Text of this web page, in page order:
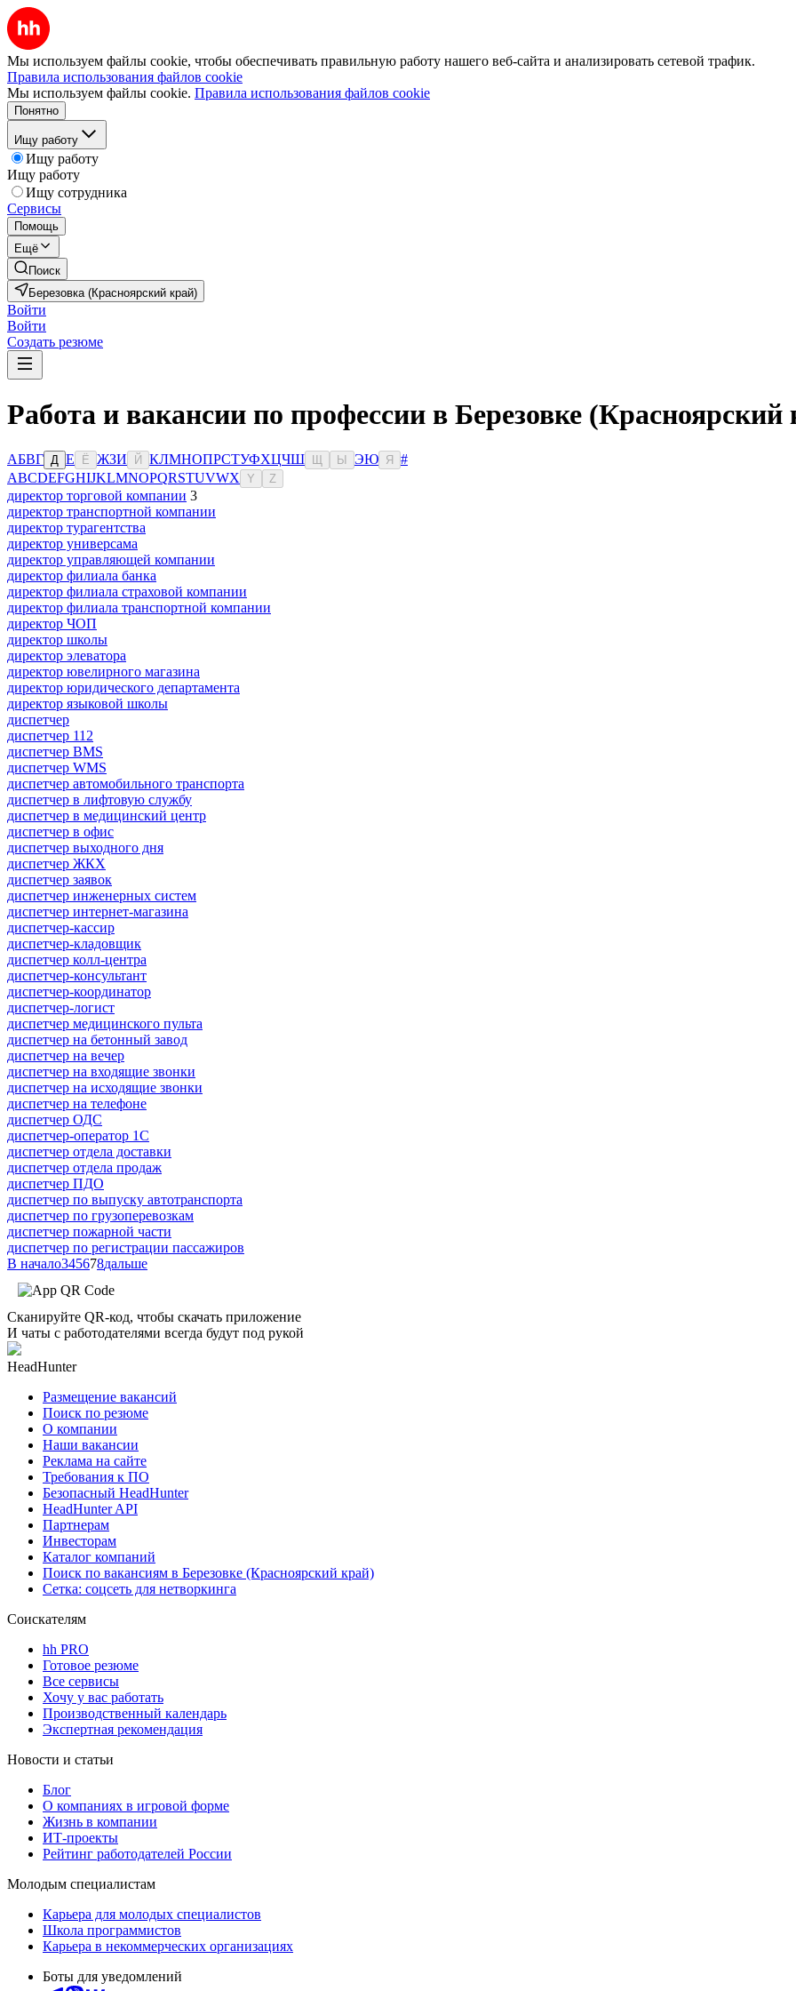
Мы используем файлы cookie, чтобы обеспечивать правильную работу нашего веб-сайта и анализировать сетевой трафик.
Правила использования файлов cookie
Мы используем файлы cookie. Правила использования файлов cookie
Понятно
Ищу работу
Ищу работу
Ищу работу
Ищу сотрудника
Сервисы
Помощь
Ещё
Поиск
Березовка (Красноярский край)
Войти
Войти
Создать резюме
Работа и вакансии по профессии в Березовке (Красноярский
АБВГ Д Е Ё ЖЗИ Й КЛМНОПРСТУФХЦЧШ Ы ЭЮ Я
#
ABCDEFGHIJKLMNOPQRSTUVWX Y Z
директор торговой компании 3
директор транспортной компании
директор турагентства
директор универсама
директор управляющей компании
директор филиала банка
директор филиала страховой компании
директор филиала транспортной компании
директор ЧОП
директор школы
директор элеватора
директор ювелирного магазина
директор юридического департамента
директор языковой школы
диспетчер
диспетчер 112
диспетчер BMS
диспетчер WMS
диспетчер автомобильного транспорта
диспетчер в лифтовую службу
диспетчер в медицинский центр
диспетчер в офис
диспетчер выходного дня
диспетчер ЖКХ
диспетчер заявок
диспетчер инженерных систем
диспетчер интернет-магазина
диспетчер-кассир
диспетчер-кладовщик
диспетчер колл-центра
диспетчер-консультант
диспетчер-координатор
диспетчер-логист
диспетчер медицинского пульта
диспетчер на бетонный завод
диспетчер на вечер
диспетчер на входящие звонки
диспетчер на исходящие звонки
диспетчер на телефоне
диспетчер ОДС
диспетчер-оператор 1С
диспетчер отдела доставки
диспетчер отдела продаж
диспетчер ПДО
диспетчер по выпуску автотранспорта
диспетчер по грузоперевозкам
диспетчер пожарной части
диспетчер по регистрации пассажиров
В начало345678дальше
Сканируйте QR-код, чтобы скачать приложение
И чаты с работодателями всегда будут под рукой
HeadHunter
Размещение вакансий
Поиск по резюме
О компании
Наши вакансии
Реклама на сайте
Требования к ПО
Безопасный HeadHunter
HeadHunter API
Партнерам
Инвесторам
Каталог компаний
Поиск по вакансиям в Березовке (Красноярский край)
Сетка: соцсеть для нетворкинга
Соискателям
hh PRO
Готовое резюме
Все сервисы
Хочу у вас работать
Производственный календарь
Экспертная рекомендация
Новости и статьи
Блог
О компаниях в игровой форме
Жизнь в компании
ИТ-проекты
Рейтинг работодателей России
Молодым специалистам
Карьера для молодых специалистов
Школа программистов
Карьера в некоммерческих организациях
Боты для уведомлений